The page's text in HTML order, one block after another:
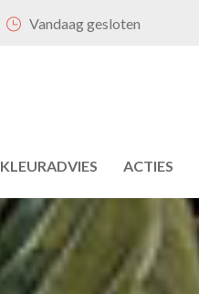
Vandaag gesloten
KLEURADVIES ACTIES